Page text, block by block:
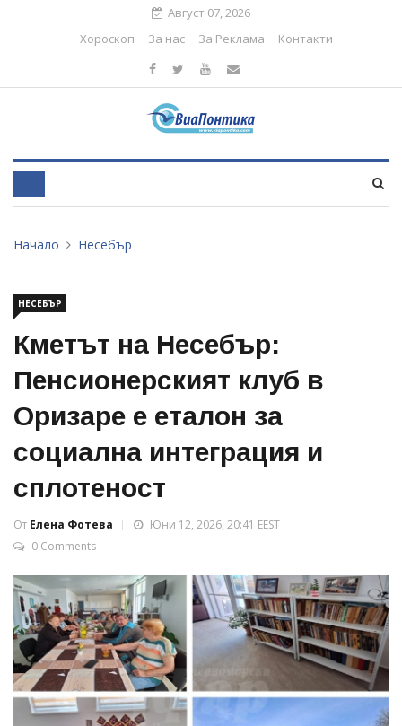
Август 07, 2026
Хороскоп
За нас За Реклама Контакти
Начало Несебър
НЕСЕБЪР
Кметът на Несебър:
Пенсионерският клуб в
Оризаре е еталон за
социална интеграция и
сплотеност
От Елена Фотева
Юни 12, 2026, 20:41 EEST
0 Comments